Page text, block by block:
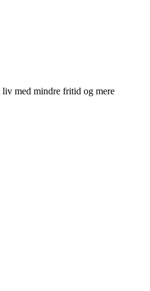
med mindre fritid og mere